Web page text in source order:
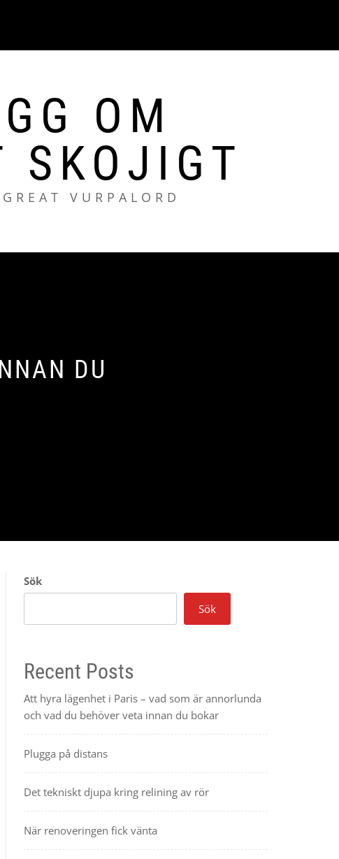
OM
SKOJIGT
VURPALORD
DU
Sök
Sök
Recent Posts
Att hyra lägenhet i Paris – vad som är annorlunda
och vad du behöver veta innan du bokar
Plugga på distans
Det tekniskt djupa kring relining av rör
När renoveringen fick vänta